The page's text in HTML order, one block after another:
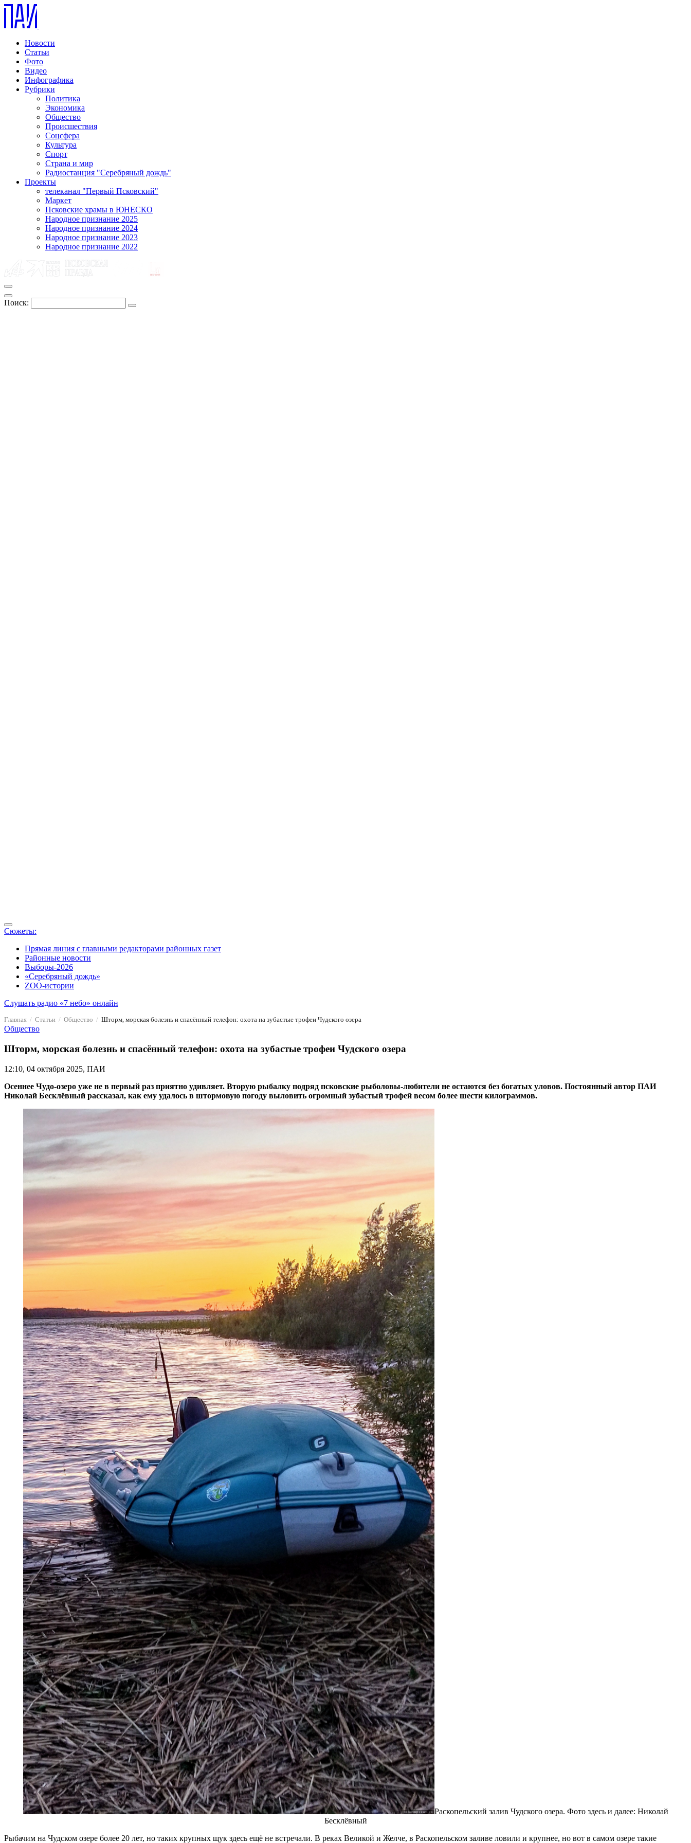
Новости
Статьи
Фото
Видео
Инфографика
Рубрики
Политика
Экономика
Общество
Происшествия
Соцсфера
Культура
Спорт
Страна и мир
Радиостанция "Серебряный дождь"
Проекты
телеканал "Первый Псковский"
Маркет
Псковские храмы в ЮНЕСКО
Народное признание 2025
Народное признание 2024
Народное признание 2023
Народное признание 2022
Поиск:
Сюжеты:
Прямая линия с главными редакторами районных газет
Районные новости
Выборы-2026
«Серебряный дождь»
ZOO-истории
Слушать радио «7 небо» онлайн
Главная Статьи Общество Шторм, морская болезнь и спасённый телефон: охота на зубастые трофеи Чудского озера
Общество
Шторм, морская болезнь и спасённый телефон: охота на зубастые трофеи Чудского озера
12:10, 04 октября 2025, ПАИ
Осеннее Чудо-озеро уже не в первый раз приятно удивляет. Вторую рыбалку подряд псковские рыболовы-любители не остаются без богатых уловов. Постоянный автор ПАИ
Николай Бесклёвный рассказал, как ему удалось в штормовую погоду выловить огромный зубастый трофей весом более шести килограммов.
Раскопельский залив Чудского озера. Фото здесь и далее: Николай
Бесклёвный
Рыбачим на Чудском озере более 20 лет, но таких крупных щук здесь ещё не встречали. В реках Великой и Желче, в Раскопельском заливе ловили и крупнее, но вот в самом озере такие